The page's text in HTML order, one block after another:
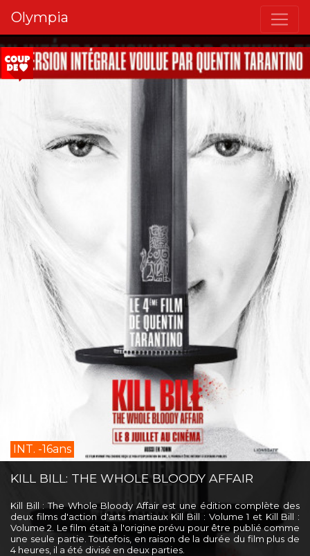
Olympia
INT. -16ans
KILL BILL: THE WHOLE BLOODY AFFAIR
Kill Bill : The Whole Bloody Affair est une édition complète des
deux films d'action d'arts martiaux Kill Bill : Volume 1 et Kill Bill :
Volume 2. Le film était à l'origine prévu pour être publié comme
une seule partie. Toutefois, en raison de la durée du film plus de
4 heures, il a été divisé en deux parties.